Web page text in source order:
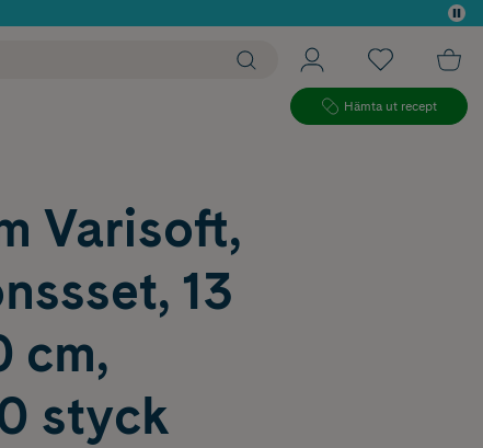
Hämta ut recept
Varisoft,
13
cm,
styck